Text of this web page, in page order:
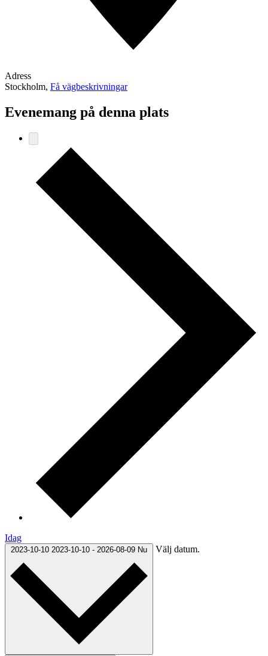
Adress
Stockholm, Få vägbeskrivningar
Evenemang på denna plats
Idag
2023-10-10 2023-10-10 - 2026-08-09 Nu Välj datum.